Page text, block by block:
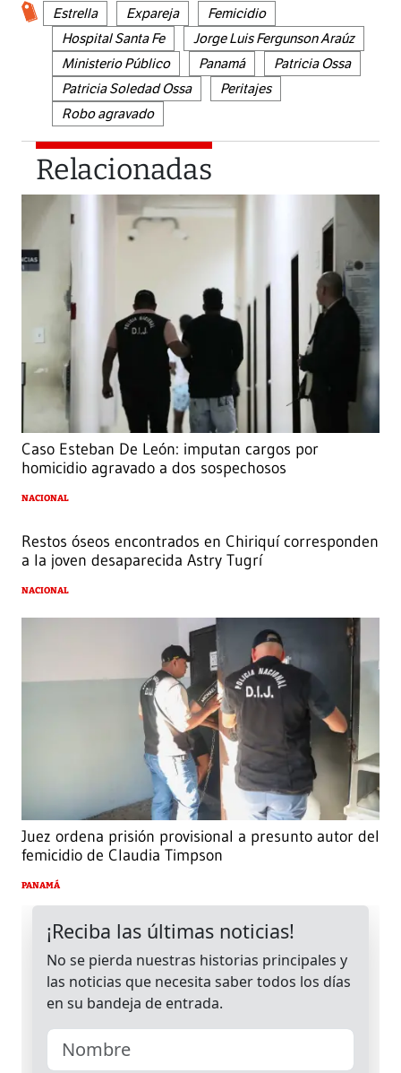
Estrella Expareja
Femicidio
Hospital Santa Fe
Jorge Luis Fergunson Araúz
Ministerio Público
Panamá
Patricia Ossa
Patricia Soledad Ossa
Peritajes
Robo agravado
Relacionadas
Caso Esteban De León: imputan cargos por
homicidio agravado a dos sospechosos
NACIONAL
Restos óseos encontrados en Chiriquí corresponden
a la joven desaparecida Astry Tugrí
NACIONAL
Juez ordena prisión provisional a presunto autor del
femicidio de Claudia Timpson
PANAMÁ